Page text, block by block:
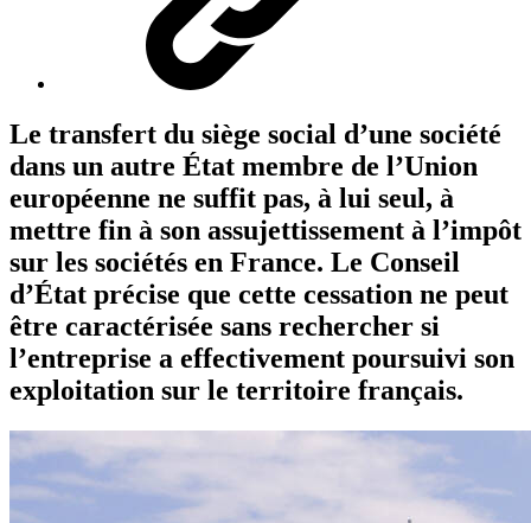
Le transfert du siège social d’une société
dans un autre État membre de l’Union
européenne ne suffit pas, à lui seul, à
mettre fin à son assujettissement à l’impôt
sur les sociétés en France. Le Conseil
d’État précise que cette cessation ne peut
être caractérisée sans rechercher si
l’entreprise a effectivement poursuivi son
exploitation sur le territoire français.